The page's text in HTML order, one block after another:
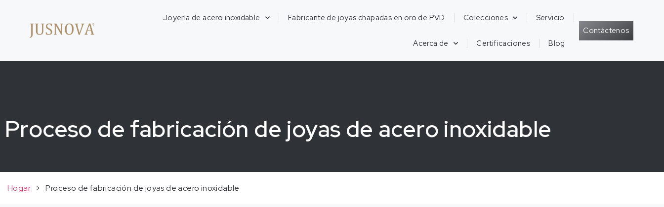
Joyería de acero inoxidable Fabricante de joyas chapadas en oro de PVD Colecciones Servicio
Acerca de Certificaciones Blog
Contáctenos
Proceso de fabricación de joyas de acero inoxidable
Hogar > Proceso de fabricación de joyas de acero inoxidable